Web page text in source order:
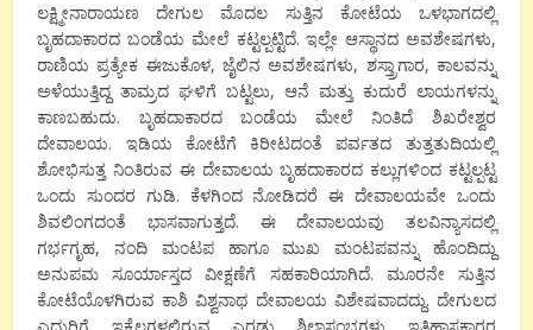
ಲಕ್ಷ್ಮೀನಾರಾಯಣ ದೇಗುಲ ಮೊದಲ ಸುತ್ತಿನ ಕೋಟೆಯ ಒಳಭಾಗದಲ್ಲಿ
ಬೃಹದಾಕಾರದ ಬಂಡೆಯ ಮೇಲೆ ಕಟ್ಟಲ್ಪಟ್ಟಿದೆ. ಇಲ್ಲೇ ಆಸ್ಥಾನದ ಅವಶೇಷಗಳು,
ರಾಣಿಯ ಪ್ರತ್ಯೇಕ ಈಜುಕೊಳ, ಜೈಲಿನ ಅವಶೇಷಗಳು, ಶಸ್ತ್ರಾಗಾರ, ಕಾಲವನ್ನು
ಅಳೆಯುತ್ತಿದ್ದ ತಾಮ್ರದ ಘಳಿಗೆ ಬಟ್ಟಲು, ಆನೆ ಮತ್ತು ಕುದುರೆ ಲಾಯಗಳನ್ನು
ಕಾಣಬಹುದು. ಬೃಹದಾಕಾರದ ಬಂಡೆಯ ಮೇಲೆ ನಿಂತಿದೆ ಶಿಖರೇಶ್ವರ
ದೇವಾಲಯ. ಇಡಿಯ ಕೋಟೆಗೆ ಕಿರೀಟದಂತೆ ಪರ್ವತದ ತುತ್ತತುದಿಯಲ್ಲಿ
ಶೋಭಿಸುತ್ತ ನಿಂತಿರುವ ಈ ದೇವಾಲಯ ಬೃಹದಾಕಾರದ ಕಲ್ಲುಗಳಿಂದ ಕಟ್ಟಲ್ಪಟ್ಟ
ಒಂದು ಸುಂದರ ಗುಡಿ. ಕೆಳಗಿಂದ ನೋಡಿದರೆ ಈ ದೇವಾಲಯವೇ ಒಂದು
ಶಿವಲಿಂಗದಂತೆ ಭಾಸವಾಗುತ್ತದೆ. ಈ ದೇವಾಲಯವು ತಲವಿನ್ಯಾಸದಲ್ಲಿ
ಗರ್ಭಗೃಹ, ನಂದಿ ಮಂಟಪ ಹಾಗೂ ಮುಖ ಮಂಟಪವನ್ನು ಹೊಂದಿದ್ದು
ಅನುಪಮ ಸೂರ್ಯಾಸ್ತದ ವೀಕ್ಷಣೆಗೆ ಸಹಕಾರಿಯಾಗಿದೆ. ಮೂರನೇ ಸುತ್ತಿನ
ಕೋಟೆಯೊಳಗಿರುವ ಕಾಶಿ ವಿಶ್ವನಾಥ ದೇವಾಲಯ ವಿಶೇಷವಾದದ್ದು. ದೇಗುಲದ